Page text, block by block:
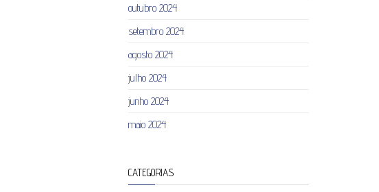
outubro 2024
setembro 2024
agosto 2024
julho 2024
junho 2024
maio 2024
CATEGORIAS